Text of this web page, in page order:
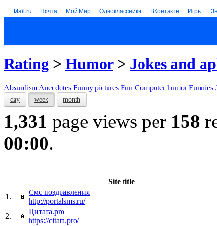
Mail.ru Почта Мой Мир Одноклассники ВКонтакте Игры
Rating > Humor> Jokes and
Absurdism Anecdotes Funny pictures Fun Computer humor Funnies
day week month
1,331 page views per 158
00:00.
Site title
1.
Смс поздравления
http://portalsms.ru/
2.
Цитата.pro
https://citata.pro/